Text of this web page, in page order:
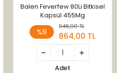
Balen Feverfew 80Li Bitkisel
Kapsül 455Mg
%9
948,00 TL
864,00 TL
Adet